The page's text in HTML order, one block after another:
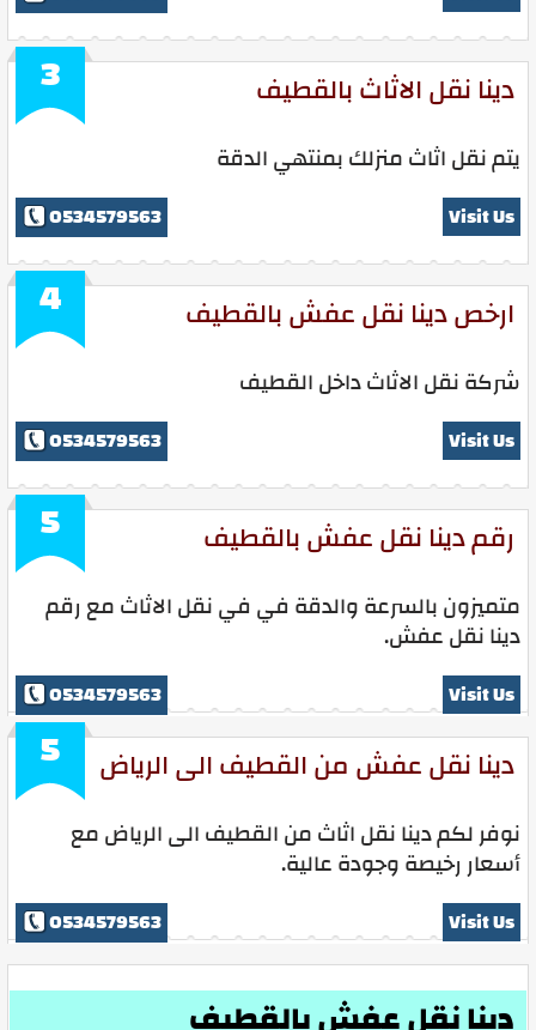
3 دينا نقل الاثاث بالقطيف
يتم نقل اثاث منزلك بمنتهي الدقة
0534579563 Visit Us
4 ارخص دينا نقل عفش بالقطيف
شركة نقل الاثاث داخل القطيف
0534579563 Visit Us
5 رقم دينا نقل عفش بالقطيف
متميزون بالسرعة والدقة في في نقل الاثاث مع رقم
دينا نقل عفش.
0534579563 Visit Us
5 دينا نقل عفش من القطيف الى الرياض
نوفر لكم دينا نقل اثاث من القطيف الى الرياض مع
أسعار رخيصة وجودة عالية.
0534579563 Visit Us